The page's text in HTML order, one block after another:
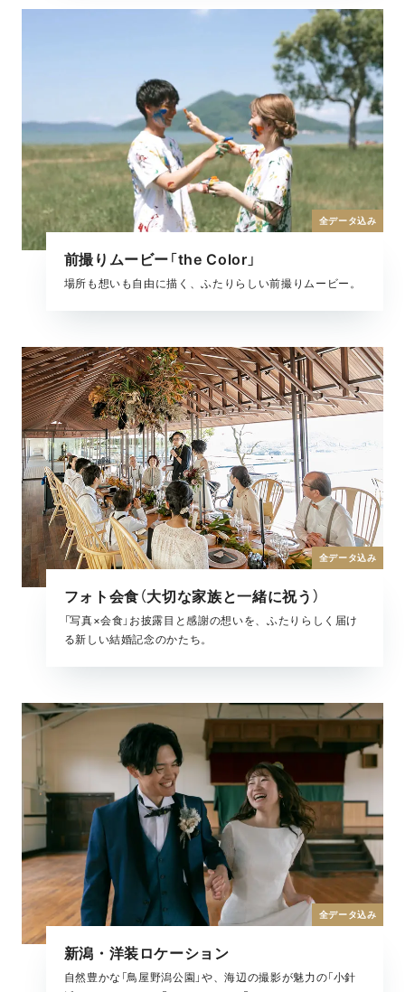
前撮りムービー「the Color」
場所も想いも自由に描く、ふたりらしい前撮りムービー。
全データ込み
フォト会食（大切な家族と一緒に祝う）
「写真×会食」お披露目と感謝の想いを、ふたりらしく届け
る新しい結婚記念のかたち。
全データ込み
新潟・洋装ロケーション
自然豊かな「鳥屋野潟公園」や、海辺の撮影が魅力の「小針
全データ込み